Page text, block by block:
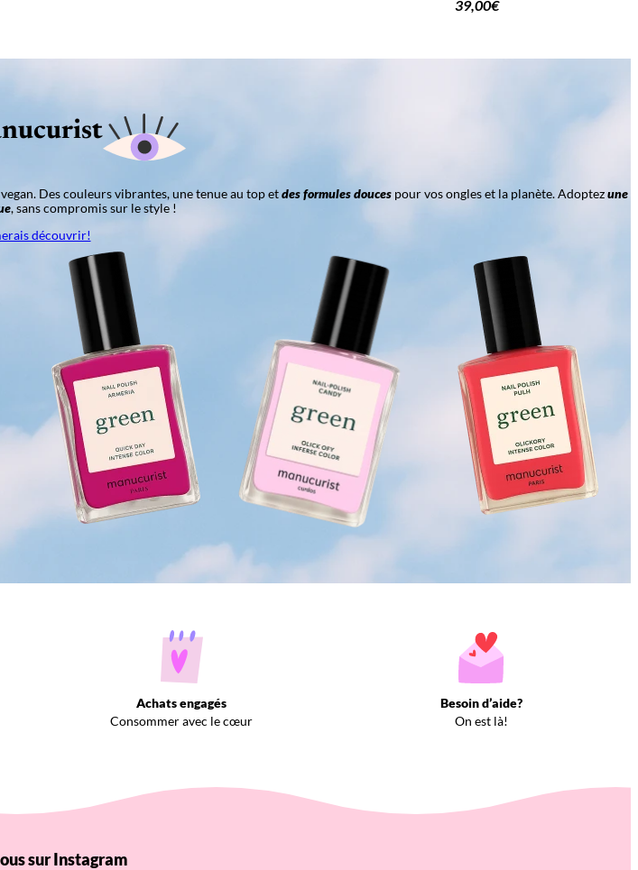
39,00€
Des couleurs vibrantes, une tenue au top etdes formules doucespour vos ongles et la planète. Adoptezune
, sans compromis sur le style !
découvrir!
Achats engagés
Consommer avec le cœur
Besoin d’aide?
On est là!
sur Instagram